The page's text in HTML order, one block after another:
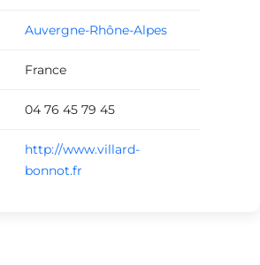
Auvergne-Rhône-Alpes
France
04 76 45 79 45
http://www.villard-
bonnot.fr